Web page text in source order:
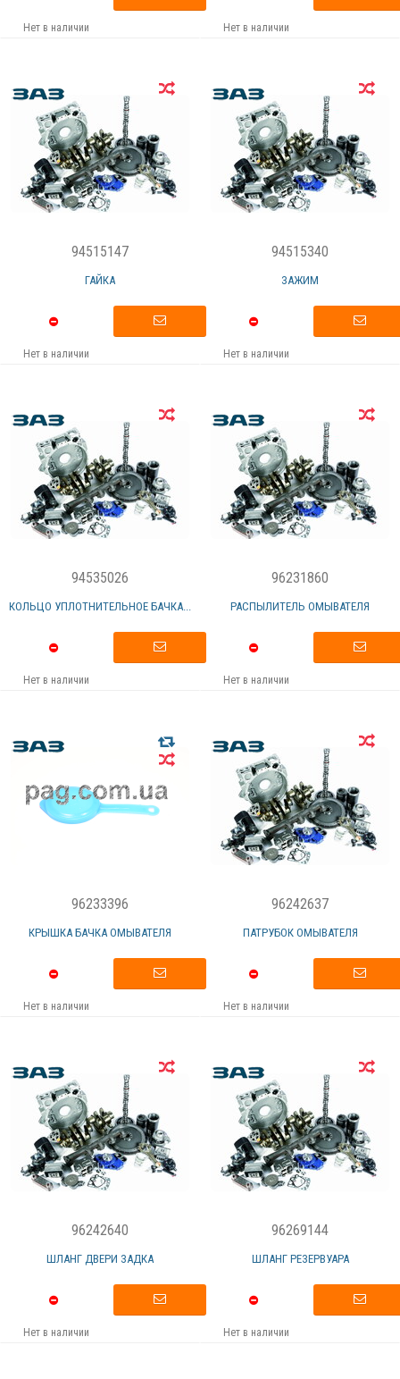
Нет в наличии Нет в наличии
94515147
ГАЙКА
Нет в наличии
94515340
ЗАЖИМ
Нет в наличии
94535026
КОЛЬЦО УПЛОТНИТЕЛЬНОЕ БАЧКА...
Нет в наличии
96231860
РАСПЫЛИТЕЛЬ ОМЫВАТЕЛЯ
Нет в наличии
96233396
КРЫШКА БАЧКА ОМЫВАТЕЛЯ
Нет в наличии
96242637
ПАТРУБОК ОМЫВАТЕЛЯ
Нет в наличии
96242640
ШЛАНГ ДВЕРИ ЗАДКА
Нет в наличии
96269144
ШЛАНГ РЕЗЕРВУАРА
Нет в наличии